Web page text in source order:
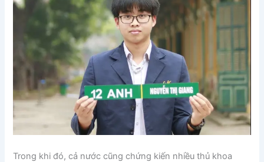
Trong khi đó, cả nước cũng chứng kiến nhiều thủ khoa